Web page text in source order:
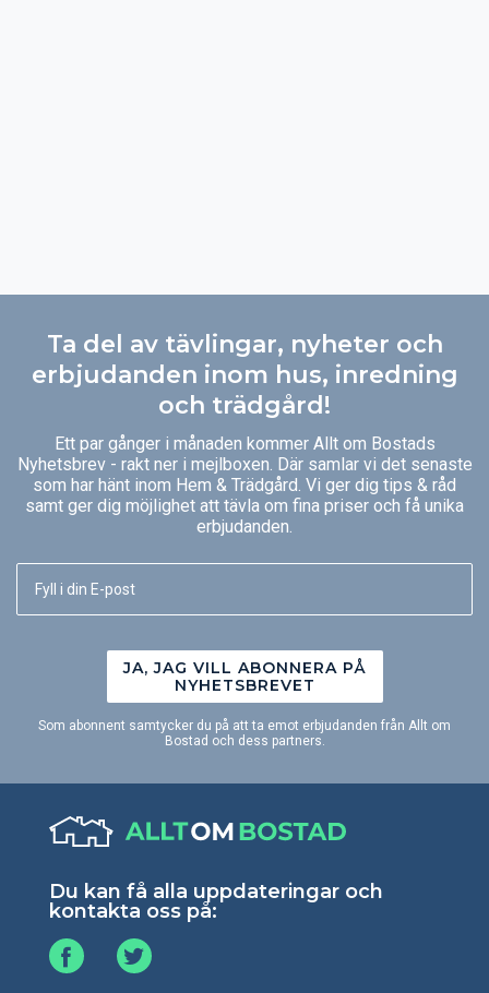
Ta del av tävlingar, nyheter och
erbjudanden inom hus, inredning
och trädgård!
Ett par gånger i månaden kommer Allt om Bostads
Nyhetsbrev - rakt ner i mejlboxen. Där samlar vi det senaste
som har hänt inom Hem & Trädgård. Vi ger dig tips & råd
samt ger dig möjlighet att tävla om fina priser och få unika
erbjudanden.
JA, JAG VILL ABONNERA PÅ
NYHETSBREVET
Som abonnent samtycker du på att ta emot erbjudanden från Allt om
Bostad och dess partners.
Du kan få alla uppdateringar och
kontakta oss på: